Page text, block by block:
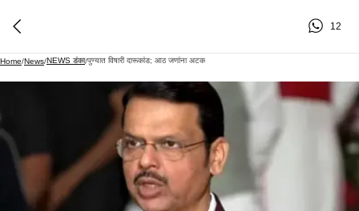
12
Home/News/NEWS डंका/पुण्यात विषारी दारूकांड; आठ जणांना अटक